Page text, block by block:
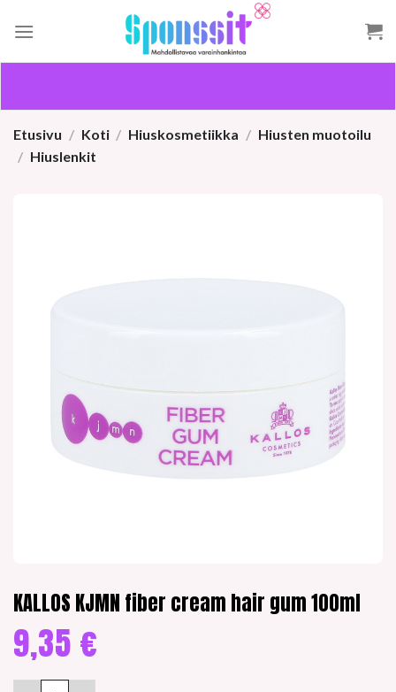
Etusivu / Koti / Hiuskosmetiikka / Hiusten muotoilu
/ Hiuslenkit
KALLOS KJMN fiber cream hair gum 100ml
9,35 €